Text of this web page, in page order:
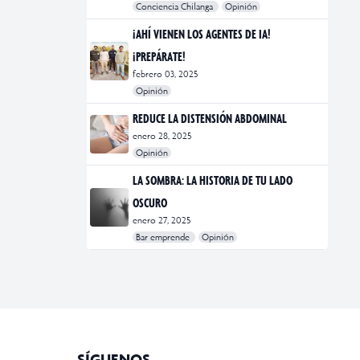
Conciencia Chilanga
Opinión
#bienestar
#Opinión
#Principal
¡AHÍ VIENEN LOS AGENTES DE IA!
¡PREPÁRATE!
febrero 03, 2025
Opinión
#Bar Emprende
#Opinión
#Principal
REDUCE LA DISTENSIÓN ABDOMINAL
enero 28, 2025
Opinión
#bienestar
#Opinión
#Principal
#Salud
LA SOMBRA: LA HISTORIA DE TU LADO
OSCURO
enero 27, 2025
Bar emprende
Opinión
#Bar Emprende
#CDMX
#marketing